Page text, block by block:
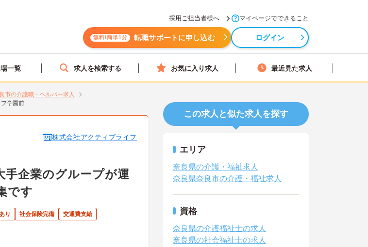
採用ご担当者様へ マイページでできること
無料!簡単1分 転職サポートに申し込む ログイン
一覧 求人を検索する お気に入り求人 最近見た求人
市の介護職・ヘルパー求人
学園前
株式会社アクティブライフ
手企業のグループが運
です
り 社会保険完備
交通費支給
この求人と似た求人を探す
エリア
奈良県の介護・福祉求人
奈良県奈良市の介護・福祉求人
資格
奈良県の介護福祉士の求人
奈良県の社会福祉士の求人